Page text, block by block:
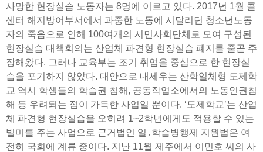
사망한 현장실습 노동자는 8명에 이르고 있다. 2017년 1월 콜
센터 해지방어부서에서 과중한 노동에 시달리던 청소년노동
자의 죽음으로 인해 100여개의 시민사회단체로 모여 구성된
현장실습 대책회의는 산업체 파견형 현장실습 폐지를 줄곧 주
장해왔다. 그러나 교육부는 조기 취업을 중심으로 한 현장실
습을 포기하지 않았다. 대안으로 내세우는 산학일체형 도제학
교 역시 학생들의 학습권 침해, 공동작업소에서의 노동인권침
해 등 우려되는 점이 가득한 사업일 뿐이다. ‘도제학교’는 산업
체 파견형 현장실습을 오히려 1~2학년에게도 적용할 수 있는
빌미를 주는 사업으로 근거법인 일․학습병행제 지원법은 여
전히 국회에 계류 중이다. 지난 11월 제주에서 이민호 씨의 사